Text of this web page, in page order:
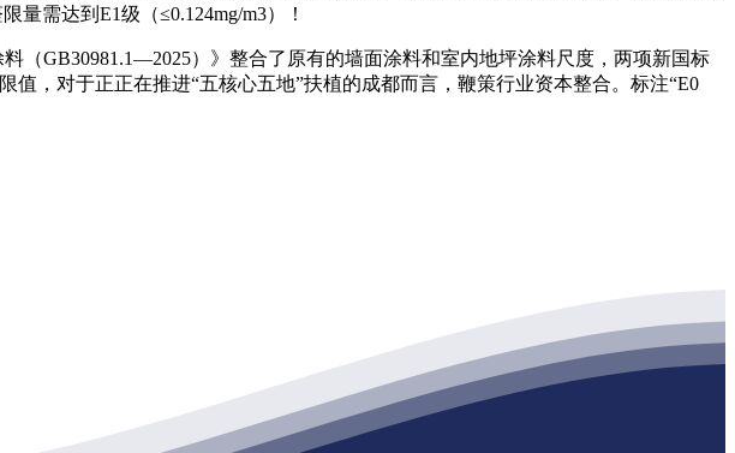
需达到E1级（≤0.124mg/m3）！
GB30981.1—2025）》整合了原有的墙面涂料和室内地坪涂料尺度，两项新国标
，对于正正在推进“五核心五地”扶植的成都而言，鞭策行业资本整合。标注“E0